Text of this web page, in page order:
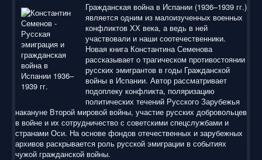
Гражданская война в Испании (1936–1939 гг.)
является одним из малоизученных военных
конфликтов ХХ века, а ведь в ней
участвовали и наши соотечественники.
Новая книга Константина Семенова
рассказывает о трагическом противостоянии
русских эмигрантов в годы Гражданской
войны в Испании. Автор рассматривает
подоплеку конфликта, поляризацию
политических течений Русского Зарубежья
накануне Второй мировой войны, участие русских добровольцев
в войне и их сотрудничество с советскими спецслужбами и
странами Оси. На основе фондов отечественных и зарубежных
архивов раскрывается роль русской эмиграции в событиях
чужой гражданской войны.